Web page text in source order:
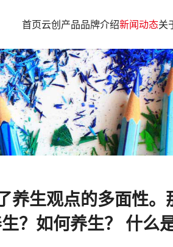
首页云创产品品牌介绍新闻动态关
养生观点的多面性。
？如何养生？ 什么